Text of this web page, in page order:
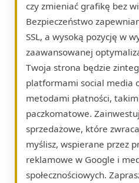
czy zmieniać grafikę bez
Bezpieczeństwo
SSL, a wysoką pozycję w
zaawansowanej
Twoja strona będzie
platformami social media
metodami płatności,
paczkomatowe.
sprzedażowe, które
myślisz, wspierane przez
reklamowe w Google i
społecznościowych.